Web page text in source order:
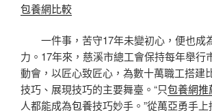
包養網比較
一件事，苦守17年未變初心，便也成
力。17年來，慈溪市總工會保持每年舉行
動會，以匠心致匠心，為數十萬職工搭建
技巧、展現技巧的主要舞臺。“只包養網推
人都能成為包養技巧妙手。”從萬亞勇手